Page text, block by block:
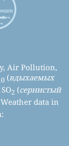
Air Pollution,
(вдыхаемых
2 (сернистый
data in